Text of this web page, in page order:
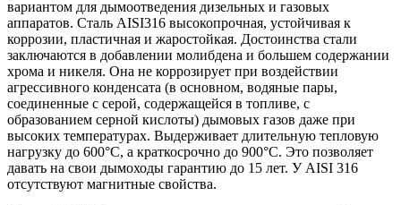
вариантом для дымоотведения дизельных и газовых
аппаратов. Сталь AISI316 высокопрочная, устойчивая к
коррозии, пластичная и жаростойкая. Достоинства стали
заключаются в добавлении молибдена и большем содержании
хрома и никеля. Она не коррозирует при воздействии
агрессивного конденсата (в основном, водяные пары,
соединенные с серой, содержащейся в топливе, с
образованием серной кислоты) дымовых газов даже при
высоких температурах. Выдерживает длительную тепловую
нагрузку до 600°С, а краткосрочно до 900°С. Это позволяет
давать на свои дымоходы гарантию до 15 лет. У AISI 316
отсутствуют магнитные свойства.